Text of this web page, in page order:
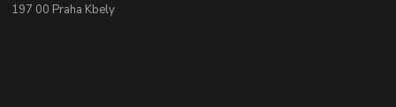
197 00 Praha Kbely